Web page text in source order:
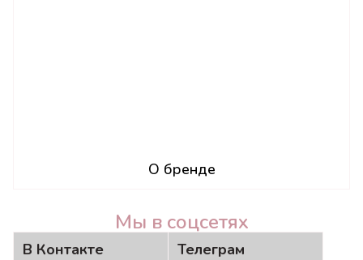
О бренде
Мы в соцсетях
В Контакте Телеграм